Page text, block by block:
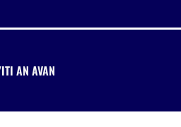
AN AVAN